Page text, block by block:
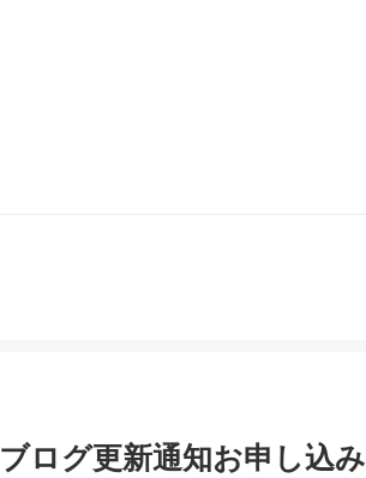
ブログ更新通知お申し込み